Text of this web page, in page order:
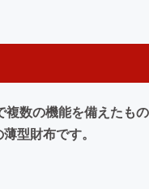
数の機能を備えたも
型財布です。